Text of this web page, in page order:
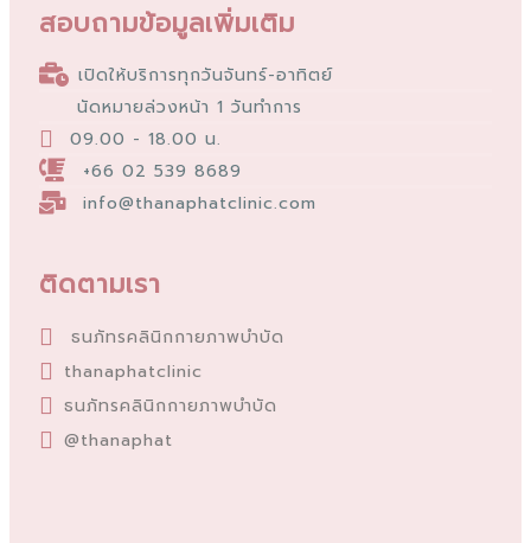
สอบถามข้อมูลเพิ่มเติม
เปิดให้บริการทุกวันจันทร์-อาทิตย์
นัดหมายล่วงหน้า 1 วันทำการ
09.00 - 18.00 น.
+66 02 539 8689
info@thanaphatclinic.com
ติดตามเรา
ธนภัทรคลินิกกายภาพบำบัด
thanaphatclinic
ธนภัทรคลินิกกายภาพบำบัด
@thanaphat